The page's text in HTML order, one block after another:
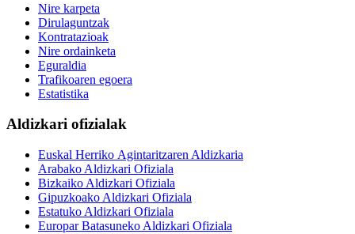
Nire karpeta
Dirulaguntzak
Kontratazioak
Nire ordainketa
Eguraldia
Trafikoaren egoera
Estatistika
Aldizkari ofizialak
Euskal Herriko Agintaritzaren Aldizkaria
Arabako Aldizkari Ofiziala
Bizkaiko Aldizkari Ofiziala
Gipuzkoako Aldizkari Ofiziala
Estatuko Aldizkari Ofiziala
Europar Batasuneko Aldizkari Ofiziala